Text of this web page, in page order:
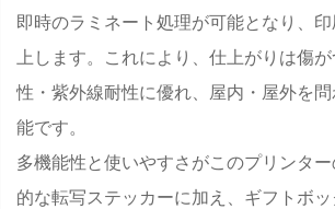
即時のラミネート処理が可能となり、
上します。これにより、仕上がりは傷
性・紫外線耐性に優れ、屋内・屋外を
能です。
多機能性と使いやすさがこのプリンタ
的な転写ステッカーに加え、ギフトボッ